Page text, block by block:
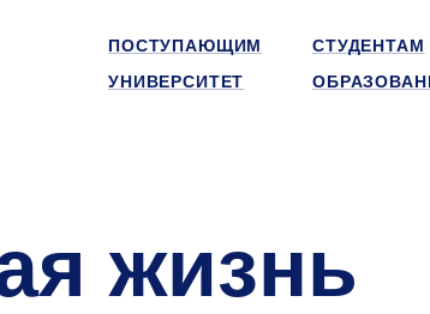
ПОСТУПАЮЩИМ СТУДЕНТАМ
УНИВЕРСИТЕТ
жизнь